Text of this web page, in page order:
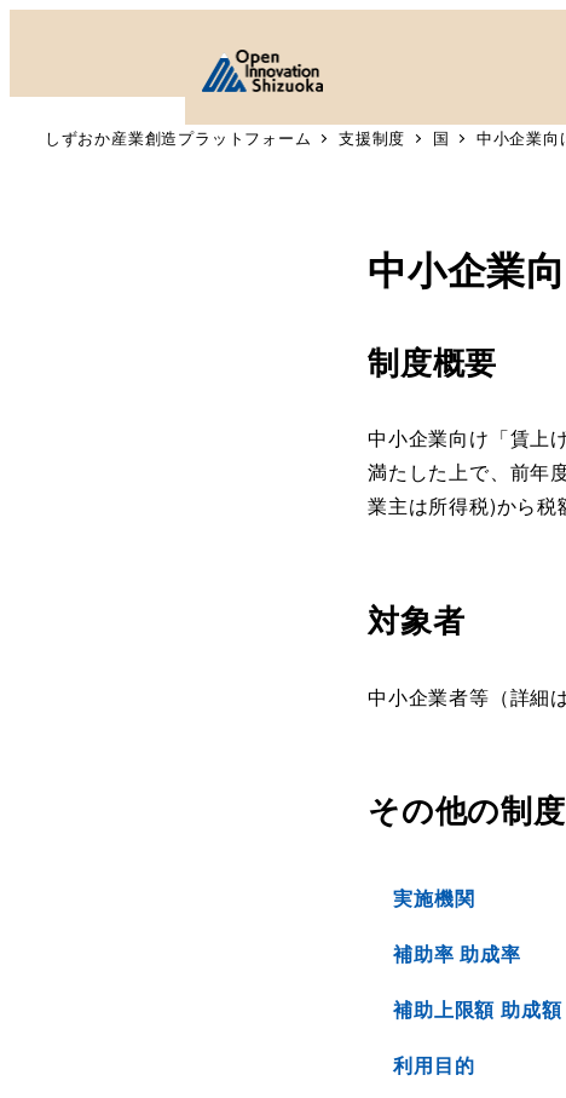
しずおか産業創造プラットフォーム 支援制度 国 中小企業向
中小企業
制度概要
中小企業向け「賃上
満たした上で、前年
業主は所得税)から税
対象者
中小企業者等（詳細
その他の制
実施機関
補助率 助成率
補助上限額 助成額
利用目的